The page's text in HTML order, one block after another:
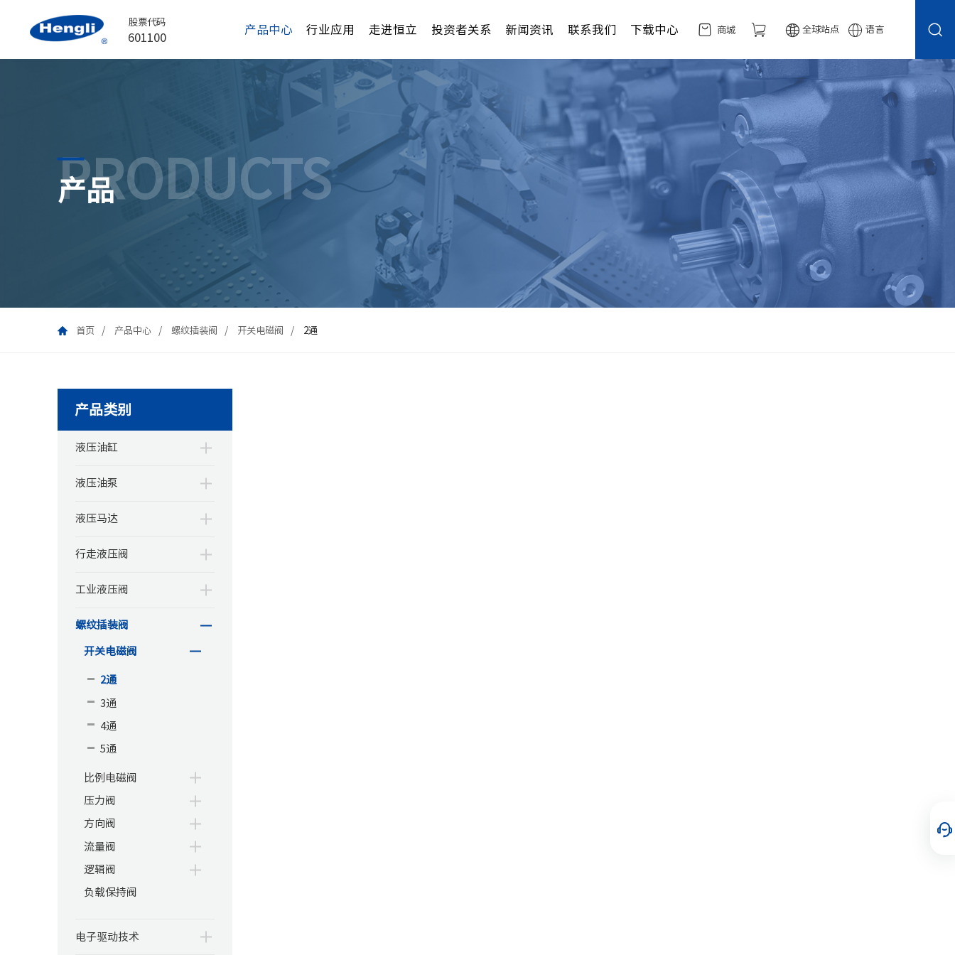
股票代码
601100
产品中心 行业应用 走进恒立 投资者关系 新闻资讯 联系我们 下载中心 商城 全球站点 语言
PRODUCTS
产品
首页 产品中心 螺纹插装阀 开关电磁阀 2通
产品类别
液压油缸
液压油泵
液压马达
行走液压阀
工业液压阀
螺纹插装阀
开关电磁阀
2通
3通
4通
5通
比例电磁阀
压力阀
方向阀
流量阀
逻辑阀
负载保持阀
电子驱动技术